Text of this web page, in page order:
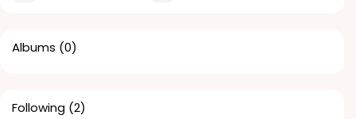
Albums (0)
Following (2)